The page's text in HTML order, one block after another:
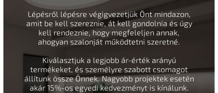
Lépésről lépésre végigvezetjük Önt mindazon,
amit be kell szereznie, át kell gondolnia és úgy
kell rendeznie, hogy megfeleljen annak,
ahogyan szalonját működtetni szeretné.
Kiválasztjuk a legjobb ár-érték arányú
termékeket, és személyre szabott csomagot
állítunk össze Önnek. Nagyobb projektek esetén
akár 15%-os egyedi kedvezményt is kínálunk.